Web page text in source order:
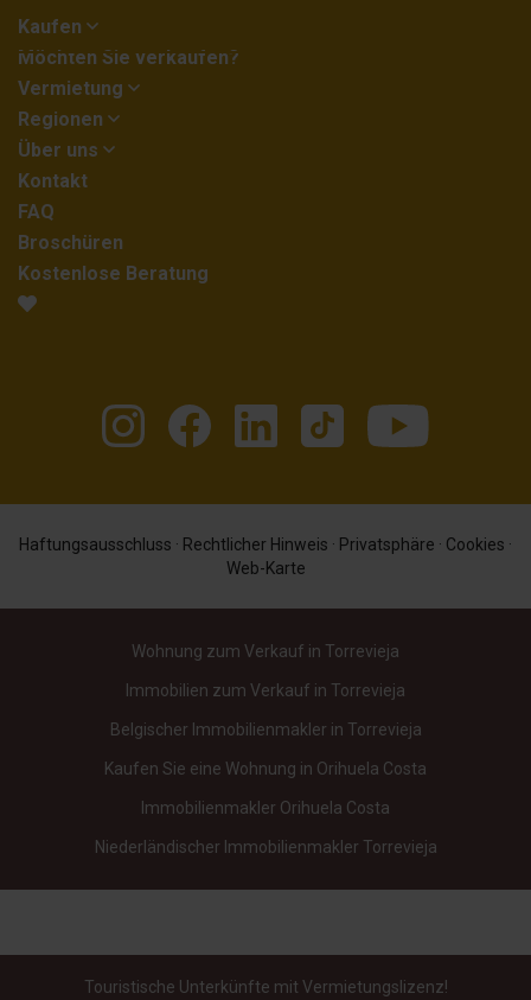
Kaufen
Möchten Sie verkaufen?
Vermietung
Regionen
Über uns
Kontakt
FAQ
Broschüren
Kostenlose Beratung
Haftungsausschluss · Rechtlicher Hinweis · Privatsphäre · Cookies ·
Web-Karte
Wohnung zum Verkauf in Torrevieja
Immobilien zum Verkauf in Torrevieja
Belgischer Immobilienmakler in Torrevieja
Kaufen Sie eine Wohnung in Orihuela Costa
Immobilienmakler Orihuela Costa
Niederländischer Immobilienmakler Torrevieja
Touristische Unterkünfte mit Vermietungslizenz!